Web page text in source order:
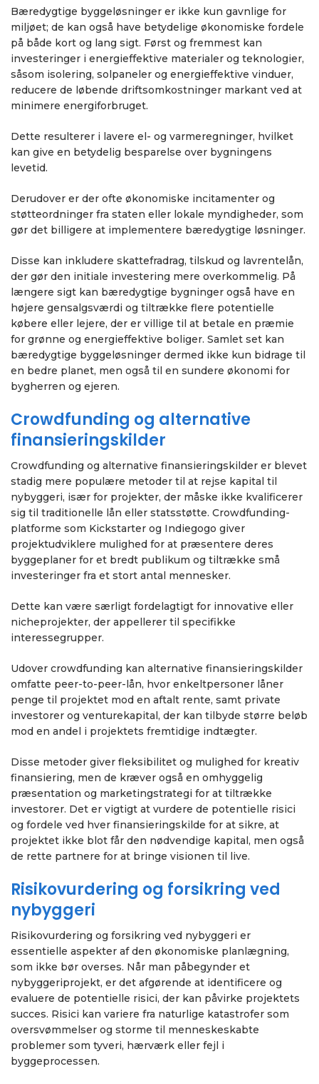
Bæredygtige byggeløsninger er ikke kun gavnlige for
miljøet; de kan også have betydelige økonomiske fordele
på både kort og lang sigt. Først og fremmest kan
investeringer i energieffektive materialer og teknologier,
såsom isolering, solpaneler og energieffektive vinduer,
reducere de løbende driftsomkostninger markant ved at
minimere energiforbruget.
Dette resulterer i lavere el- og varmeregninger, hvilket
kan give en betydelig besparelse over bygningens
levetid.
Derudover er der ofte økonomiske incitamenter og
støtteordninger fra staten eller lokale myndigheder, som
gør det billigere at implementere bæredygtige løsninger.
Disse kan inkludere skattefradrag, tilskud og lavrentelån,
der gør den initiale investering mere overkommelig. På
længere sigt kan bæredygtige bygninger også have en
højere gensalgsværdi og tiltrække flere potentielle
købere eller lejere, der er villige til at betale en præmie
for grønne og energieffektive boliger. Samlet set kan
bæredygtige byggeløsninger dermed ikke kun bidrage til
en bedre planet, men også til en sundere økonomi for
bygherren og ejeren.
Crowdfunding og alternative
finansieringskilder
Crowdfunding og alternative finansieringskilder er blevet
stadig mere populære metoder til at rejse kapital til
nybyggeri, især for projekter, der måske ikke kvalificerer
sig til traditionelle lån eller statsstøtte. Crowdfunding-
platforme som Kickstarter og Indiegogo giver
projektudviklere mulighed for at præsentere deres
byggeplaner for et bredt publikum og tiltrække små
investeringer fra et stort antal mennesker.
Dette kan være særligt fordelagtigt for innovative eller
nicheprojekter, der appellerer til specifikke
interessegrupper.
Udover crowdfunding kan alternative finansieringskilder
omfatte peer-to-peer-lån, hvor enkeltpersoner låner
penge til projektet mod en aftalt rente, samt private
investorer og venturekapital, der kan tilbyde større beløb
mod en andel i projektets fremtidige indtægter.
Disse metoder giver fleksibilitet og mulighed for kreativ
finansiering, men de kræver også en omhyggelig
præsentation og marketingstrategi for at tiltrække
investorer. Det er vigtigt at vurdere de potentielle risici
og fordele ved hver finansieringskilde for at sikre, at
projektet ikke blot får den nødvendige kapital, men også
de rette partnere for at bringe visionen til live.
Risikovurdering og forsikring ved
nybyggeri
Risikovurdering og forsikring ved nybyggeri er
essentielle aspekter af den økonomiske planlægning,
som ikke bør overses. Når man påbegynder et
nybyggeriprojekt, er det afgørende at identificere og
evaluere de potentielle risici, der kan påvirke projektets
succes. Risici kan variere fra naturlige katastrofer som
oversvømmelser og storme til menneskeskabte
problemer som tyveri, hærværk eller fejl i
byggeprocessen.